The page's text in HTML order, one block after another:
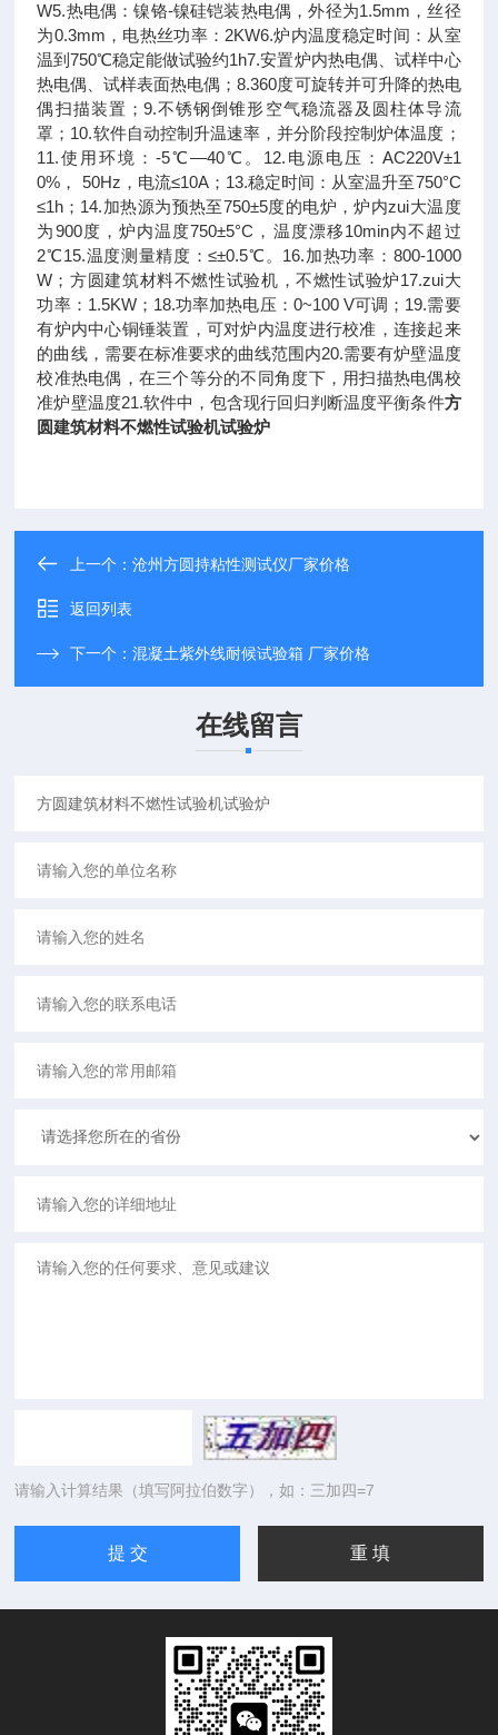
W5.热电偶：镍铬-镍硅铠装热电偶，外径为1.5mm，丝径
为0.3mm，电热丝功率：2KW6.炉内温度稳定时间：从室
温到750℃稳定能做试验约1h7.安置炉内热电偶、试样中心
热电偶、试样表面热电偶；8.360度可旋转并可升降的热电
偶扫描装置；9.不锈钢倒锥形空气稳流器及圆柱体导流
罩；10.软件自动控制升温速率，并分阶段控制炉体温度；
11.使用环境：-5℃—40℃。12.电源电压：AC220V±1
0%， 50Hz，电流≤10A；13.稳定时间：从室温升至750°C
≤1h；14.加热源为预热至750±5度的电炉，炉内zui大温度
为900度，炉内温度750±5°C，温度漂移10min内不超过
2℃15.温度测量精度：≤±0.5℃。16.加热功率：800-1000
W；方圆建筑材料不燃性试验机，不燃性试验炉17.zui大
功率：1.5KW；18.功率加热电压：0~100 V可调；19.需要
有炉内中心铜锤装置，可对炉内温度进行校准，连接起来
的曲线，需要在标准要求的曲线范围内20.需要有炉壁温度
校准热电偶，在三个等分的不同角度下，用扫描热电偶校
准炉壁温度21.软件中，包含现行回归判断温度平衡条件方
圆建筑材料不燃性试验机试验炉
上一个：沧州方圆持粘性测试仪厂家价格
返回列表
下一个：混凝土紫外线耐候试验箱 厂家价格
在线留言
请输入计算结果（填写阿拉伯数字），如：三加四=7